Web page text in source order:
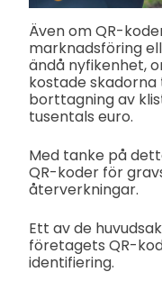
Även om QR-
marknadsföring
ändå nyfikenhet,
kostade
borttagning av
tusentals euro.
Med tanke på
QR-koder för
återverkningar.
Ett av de
företagets QR-
identifiering.